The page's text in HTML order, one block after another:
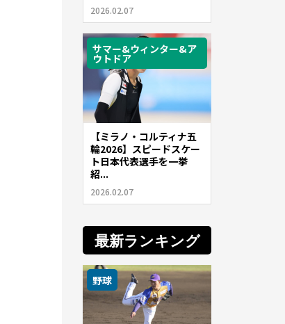
2026.02.07
サマー&ウィンター&ア
ウトドア
【ミラノ・コルティナ五
輪2026】スピードスケー
ト日本代表選手を一挙
紹...
2026.02.07
最新ランキング
野球